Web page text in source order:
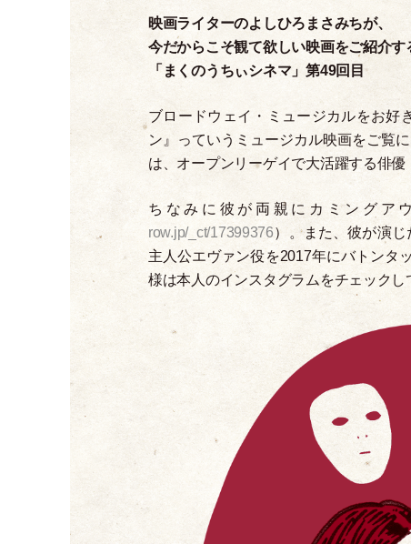
映画ライターのよしひろまさみちが、
今だからこそ観て欲しい映画をご紹介す
「 まくのうちぃシネマ」第49回目
ブロードウェイ ・ ミュージカルをお好
ン』っていうミュージカル映画をご覧
は、オープンリーゲイで大活躍する俳優
ちなみに彼が両親にカミングア
row.jp/_ct/17399376）。また、彼が演
主人公エヴァン役を2017年にバトンタ
様は本人のインスタグラムをチェックし